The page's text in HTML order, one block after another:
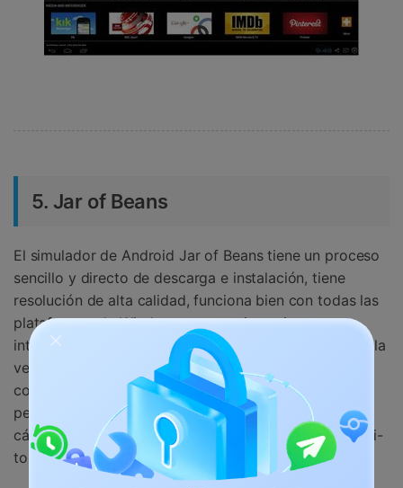
5. Jar of Beans
El simulador de Android Jar of Beans tiene un proceso
sencillo y directo de descarga e instalación, tiene
resolución de alta calidad, funciona bien con todas las
plataformas de Windows, es gratuito y tiene una
intuitiva interfaz de usuario. Sin embargo, se base en la
versión Jelly Bean, por lo que tiene problemas de
compatibilidad con otras versiones de Android, no
permite desarrolladores, no tiene integración de
cámara, no tiene notificaciones push ni pantallas multi-
touch.